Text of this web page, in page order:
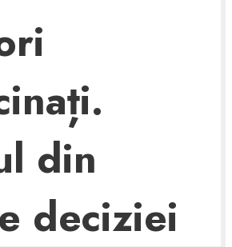
din
deciziei